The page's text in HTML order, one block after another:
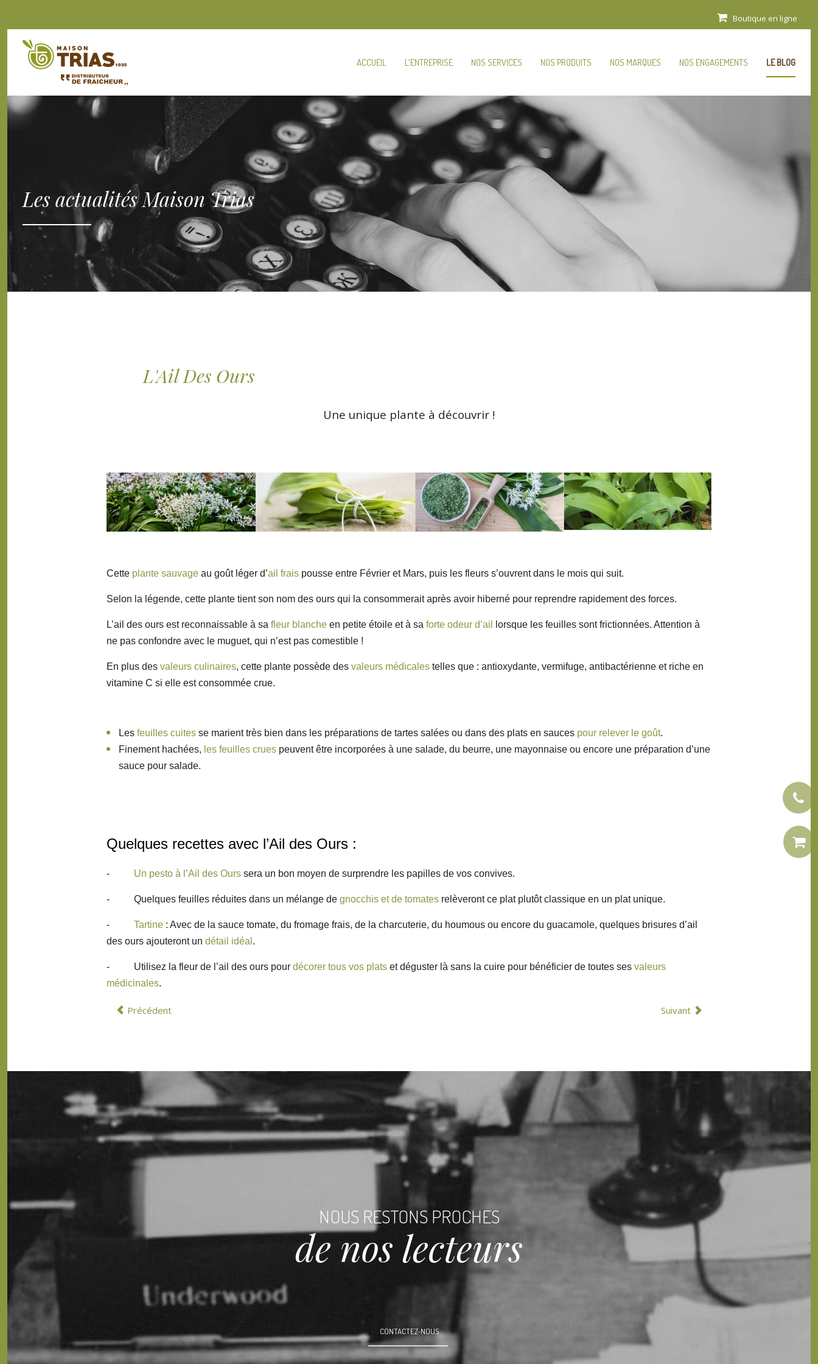
Boutique en ligne
ACCUEIL L'ENTREPRISE NOS SERVICES NOS PRODUITS NOS MARQUES NOS ENGAGEMENTS LE BLOG
Les actualités Maison Trias
L'Ail Des Ours
Une unique plante à découvrir !
Cette plante sauvageau goût léger d’ail fraispousse entre Février et Mars, puis les fleurs s’ouvrent dans le mois qui suit.
Selon la légende, cette plante tient son nom des ours qui la consommerait après avoir hiberné pour reprendre rapidement des forces.
L’ail des ours est reconnaissable à sa fleur blancheen petite étoile et à sa forte odeur d’ail
lorsque les feuilles sont frictionnées. Attention à
ne pas confondre avec le muguet, qui n’est pas comestible !
En plus desvaleurs culinaires, cette plante possède des valeurs médicalestelles que : antioxydante, vermifuge, antibactérienne et riche en
vitamine C si elle est consommée crue.
Les feuilles cuitesse marient très bien dans les préparations de tartes salées ou dans des plats en saucespour relever le goût.
Finement hachées, les feuilles cruespeuvent être incorporées à une salade, du beurre, une mayonnaise ou encore une préparation d’une
sauce pour salade.
Quelques recettes avec l’Ail des Ours :
- Un pesto à l’Ail des Ourssera un bon moyen de surprendre les papilles de vos convives.
- Quelques feuilles réduites dans un mélange de gnocchis et de tomatesrelèveront ce plat plutôt classique en un plat unique.
- Tartine : Avec de la sauce tomate, du fromage frais, de la charcuterie, du houmous ou encore du guacamole, quelques brisures d’ail
des ours ajouteront un détail idéal .
- Utilisez la fleur de l’ail des ours pour décorer tous vos platset déguster là sans la cuire pour bénéficier de toutes sesvaleurs
médicinales.
Précédent Suivant
NOUS RESTONS PROCHES
de nos lecteurs
CONTACTEZ-NOUS